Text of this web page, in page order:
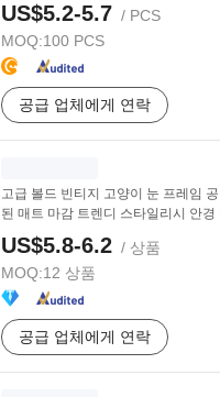
US$5.2-5.7 / PCS
MOQ:100 PCS
공급 업체에게 연락
고급 볼드 빈티지 고양이 눈 프레임
된 매트 마감 트렌디 스타일리시 안경
US$5.8-6.2 / 상품
MOQ:12 상품
공급 업체에게 연락